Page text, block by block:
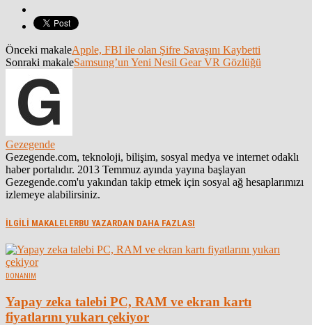
Önceki makaleApple, FBI ile olan Şifre Savaşını Kaybetti
Sonraki makaleSamsung’un Yeni Nesil Gear VR Gözlüğü
Gezegende
Gezegende.com, teknoloji, bilişim, sosyal medya ve internet odaklı
haber portalıdır. 2013 Temmuz ayında yayına başlayan
Gezegende.com'u yakından takip etmek için sosyal ağ hesaplarımızı
izlemeye alabilirsiniz.
İLGİLİ MAKALELERBU YAZARDAN DAHA FAZLASI
DONANIM
Yapay zeka talebi PC, RAM ve ekran kartı
fiyatlarını yukarı çekiyor